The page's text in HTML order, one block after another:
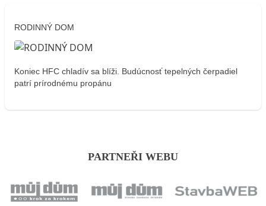
RODINNÝ DOM
Koniec HFC chladív sa blíži. Budúcnosť tepelných čerpadiel
patrí prírodnému propánu
PARTNEŘI WEBU